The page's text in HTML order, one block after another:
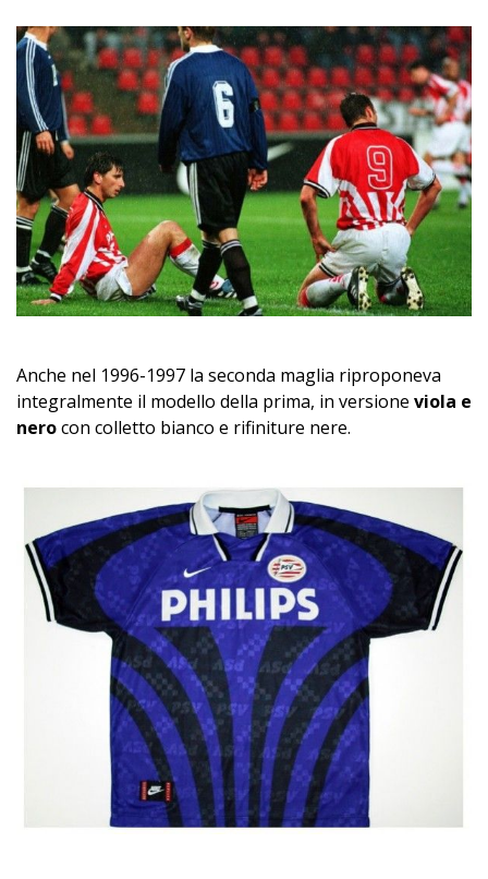
Anche nel 1996-1997 la seconda maglia riproponeva
integralmente il modello della prima, in versione viola e
nerocon colletto bianco e rifiniture nere.